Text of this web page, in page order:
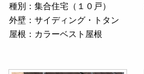
種別：集合住宅（１０戸）
外壁：サイディング・トタン
屋根：カラーベスト屋根